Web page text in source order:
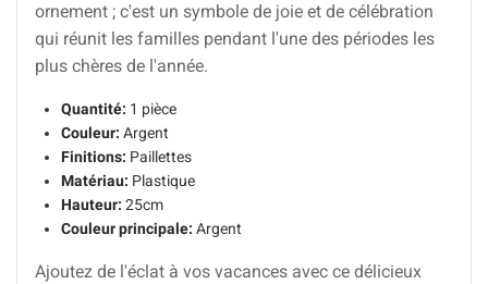
ornement ; c'est un symbole de joie et de célébration
qui réunit les familles pendant l'une des périodes les
plus chères de l'année.
Quantité: 1 pièce
Couleur: Argent
Finitions: Paillettes
Matériau: Plastique
Hauteur: 25cm
Couleur principale: Argent
Ajoutez de l'éclat à vos vacances avec ce délicieux